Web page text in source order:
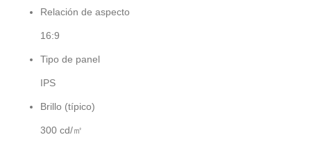
Relación de aspecto
16:9
Tipo de panel
IPS
Brillo (típico)
300 cd/㎡